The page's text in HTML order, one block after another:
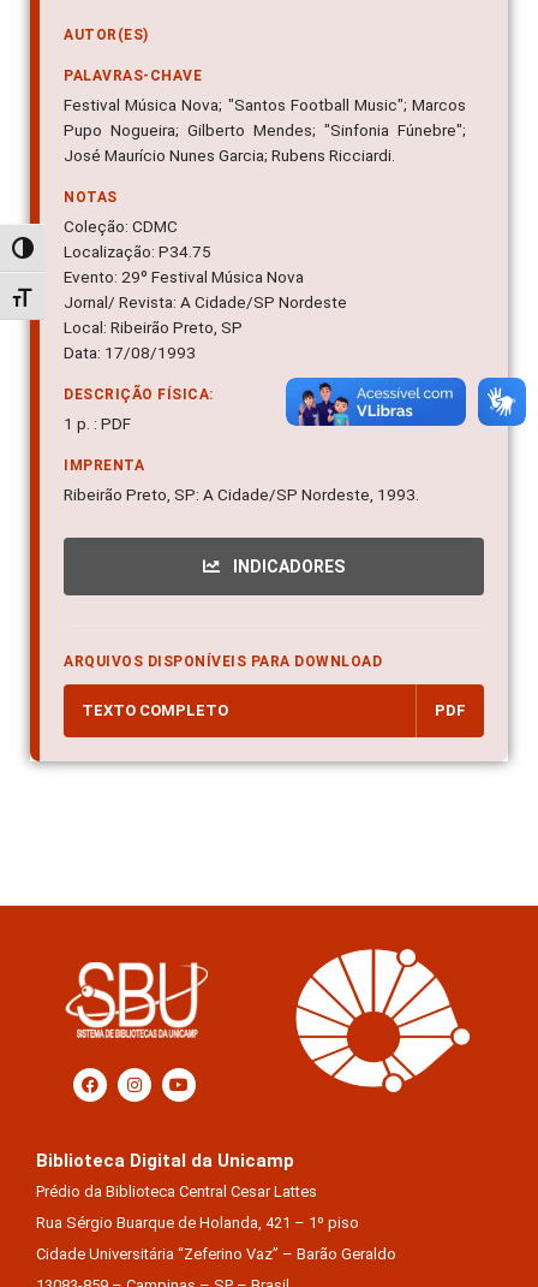
Alternar alto contraste
Alternar tamanho da fonte
AUTOR(ES)
PALAVRAS-CHAVE
Festival Música Nova; "Santos Football Music"; Marcos
Pupo Nogueira; Gilberto Mendes; "Sinfonia Fúnebre";
José Maurício Nunes Garcia; Rubens Ricciardi.
NOTAS
Coleção: CDMC
Localização: P34.75
Evento: 29º Festival Música Nova
Jornal/ Revista: A Cidade/SP Nordeste
Local: Ribeirão Preto, SP
Data: 17/08/1993
DESCRIÇÃO FÍSICA:
1 p. : PDF
IMPRENTA
Ribeirão Preto, SP: A Cidade/SP Nordeste, 1993.
INDICADORES
ARQUIVOS DISPONÍVEIS PARA DOWNLOAD
TEXTO COMPLETO PDF
Biblioteca Digital da Unicamp
Prédio da Biblioteca Central Cesar Lattes
Rua Sérgio Buarque de Holanda, 421 – 1º piso
Cidade Universitária “Zeferino Vaz” – Barão Geraldo